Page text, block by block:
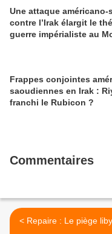
Une attaque américano-
contre l’Irak élargit le
guerre impérialiste au
Frappes conjointes
saoudiennes en Irak :
franchi le Rubicon ?
Commentaires
< Repaire : Le piège